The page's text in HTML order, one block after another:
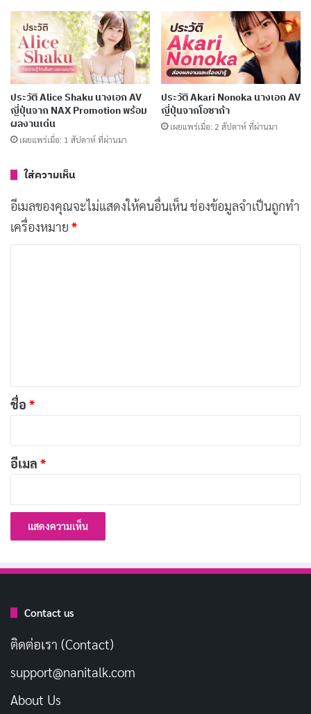
พร้อมผลงานเด่น
เผยแพร่เมื่อ: 6 วัน ที่ผ่านมา
ประวัติ Yume Nishimiya นางเอก AV ญี่ปุ่นชื่อดัง
พร้อมผลงานเด่น
เผยแพร่เมื่อ: 1 สัปดาห์ ที่ผ่านมา
ผสมผสานระหว่างความน่ารักแบบสาวญี่ปุ่นกับการ
แสดงออกที่มั่นใจบนหน้ากล้อง เธอมีส่วนสูง 156 ซม. ซึ่งจัด
อยู่ในกลุ่มนักแสดงไซซ์มินิที่ได้รับความนิยมในหมู่ผู้ชมชาว
เอเชีย และด้วยอายุ 34 ปีในปัจจุบัน เธอยังคงรักษา
แหล่งอ้างอิงบางแห่งระบุเป็น O ซึ่งข้อมูลนี้อาจมีการ
เปลี่ยนแปลง) เธอเริ่มต้นเส้นทางในวงการบันเทิงญี่ปุ่นผ่าน
อย่างเต็มตัวในปี 2015
2015 กับค่าย IdeaPocket หนึ่งในค่าย AV ชั้นนำของญี่ปุ่น
ที่มีชื่อเสียงด้านการคัดเลือกนักแสดงที่มีรูปร่างหน้าตาดี
AVOP-124 และตามมาด้วยผลงานในซีรีส์ IPZ อย่างต่อ
24 เรื่อง
สมาชิกก่อตั้งของ Ebisu Muscats 1.5 ซึ่งเป็นวงไอดอลที่
รวมนักแสดง AV และกราเวียร์ไอดอลชื่อดังไว้ในกลุ่ม
ประวัติ Alice Shaku นางเอก AV
ญี่ปุ่นจาก NAX Promotion พร้อม
ผลงานเด่น
เผยแพร่เมื่อ: 1 สัปดาห์ ที่ผ่านมา
ประวัติ Akari Nonoka นางเอก AV
ญี่ปุ่นจากโอซาก้า
เผยแพร่เมื่อ: 2 สัปดาห์ ที่ผ่านมา
ใส่ความเห็น
อีเมลของคุณจะไม่แสดงให้คนอื่นเห็นช่องข้อมูลจำเป็นถูกทำ
เครื่องหมาย *
*
ชื่อ *
อีเมล *
Contact us
ติดต่อเรา (Contact)
support@nanitalk.com
About Us